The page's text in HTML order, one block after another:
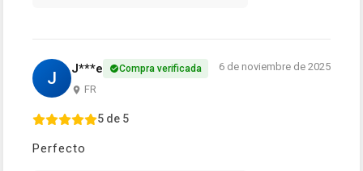
J J***e Compra verificada
FR
6 de noviembre de 2025
5 de 5
Perfecto